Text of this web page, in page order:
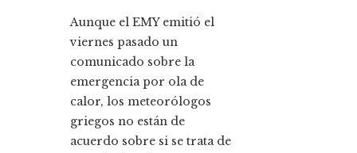
Aunque el EMY emitió el
viernes pasado un
comunicado sobre la
emergencia por ola de
calor, los meteorólogos
griegos no están de
acuerdo sobre si se trata de